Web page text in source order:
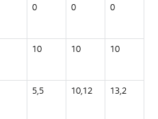
0 0 0
10 10 10
5,5 10,12 13,2